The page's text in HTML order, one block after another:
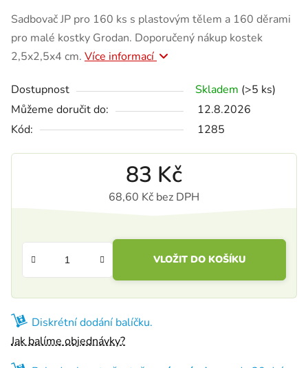
Sadbovač JP pro 160 ks s plastovým tělem a 160 děrami
pro malé kostky Grodan. Doporučený nákup kostek
2,5x2,5x4 cm. Více informací
Dostupnost Skladem (>5 ks)
Můžeme doručit do:
12.8.2026
Kód:
1285
83 Kč
68,60 Kč bez DPH
VLOŽIT DO KOŠÍKU
Diskrétní dodání balíčku.
Jak balíme objednávky?